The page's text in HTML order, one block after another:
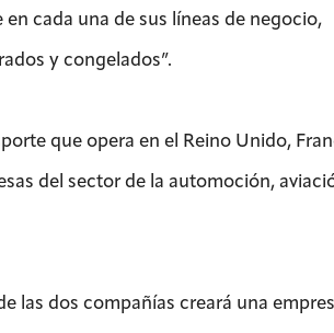
cada una de sus líneas de negocio,
y congelados”.
que opera en el Reino Unido,
del sector de la automoción,
las dos compañías creará una